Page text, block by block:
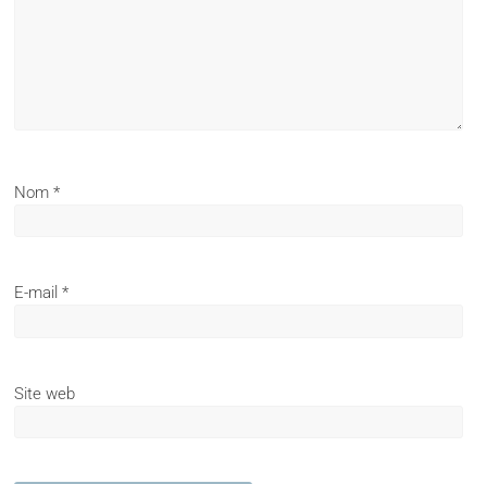
Nom*
E-mail*
Site web